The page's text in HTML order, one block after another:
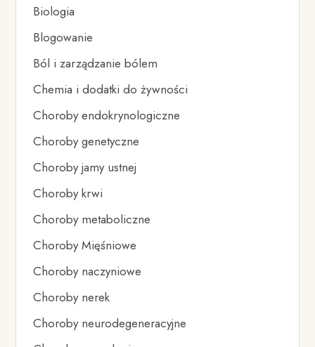
Biologia
Blogowanie
Ból i zarządzanie bólem
Chemia i dodatki do żywności
Choroby endokrynologiczne
Choroby genetyczne
Choroby jamy ustnej
Choroby krwi
Choroby metaboliczne
Choroby Mięśniowe
Choroby naczyniowe
Choroby nerek
Choroby neurodegeneracyjne